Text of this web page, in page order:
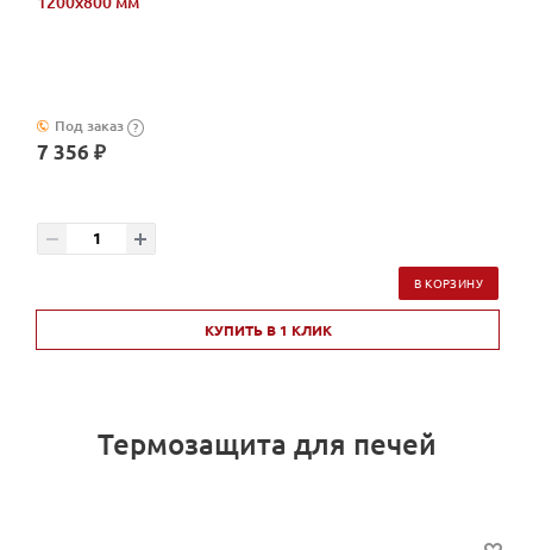
Под заказ ?
7 356 ₽
В КОРЗИНУ
КУПИТЬ В 1 КЛИК
Термозащита для печей